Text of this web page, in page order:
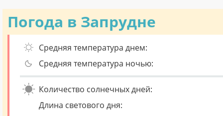
Погода в Запрудне
Средняя температура днем:
Средняя температура ночью:
Количество солнечных дней:
Длина светового дня: